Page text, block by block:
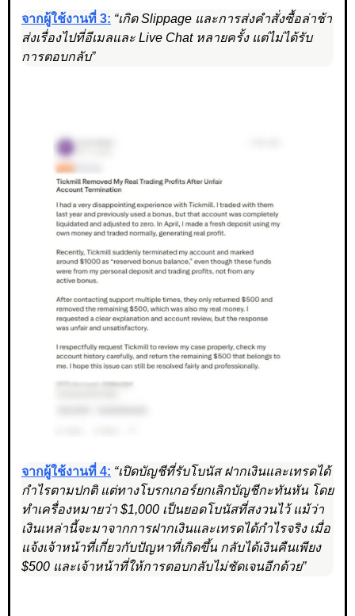
จากผู้ใช้งานที่ 3: “เกิด Slippage และการส่งคำสั่งซื้อล่าช้า
ส่งเรื่องไปที่อีเมลและ Live Chat หลายครั้ง แต่ไม่ได้รับ
การตอบกลับ”
จากผู้ใช้งานที่ 4: “เปิดบัญชีที่รับโบนัส ฝากเงินและเทรดได้
กำไรตามปกติ แต่ทางโบรกเกอร์ยกเลิกบัญชีกะทันหัน โดย
ทำเครื่องหมายว่า $1,000 เป็นยอดโบนัสที่สงวนไว้ แม้ว่า
เงินเหล่านี้จะมาจากการฝากเงินและเทรดได้กำไรจริง เมื่อ
แจ้งเจ้าหน้าที่เกี่ยวกับปัญหาที่เกิดขึ้น กลับได้เงินคืนเพียง
$500 และเจ้าหน้าที่ให้การตอบกลับไม่ชัดเจนอีกด้วย”